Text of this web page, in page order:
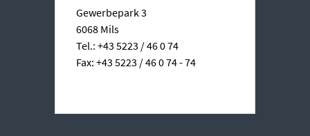
Gewerbepark 3
6068 Mils
Tel.: +43 5223 / 46 0 74
Fax: +43 5223 / 46 0 74 - 74